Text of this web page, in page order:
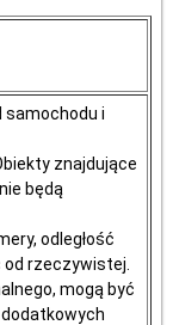
samochodu i
znajdujące
będą
odległość
rzeczywistej.
mogą być